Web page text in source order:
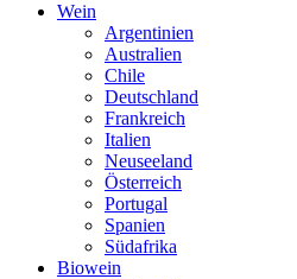
Wein
Argentinien
Australien
Chile
Deutschland
Frankreich
Italien
Neuseeland
Österreich
Portugal
Spanien
Südafrika
Biowein